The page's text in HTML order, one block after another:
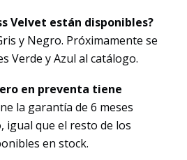
Velvet están disponibles?
y Negro. Próximamente se
Verde y Azul al catálogo.
en preventa tiene
la garantía de 6 meses
igual que el resto de los
en stock.